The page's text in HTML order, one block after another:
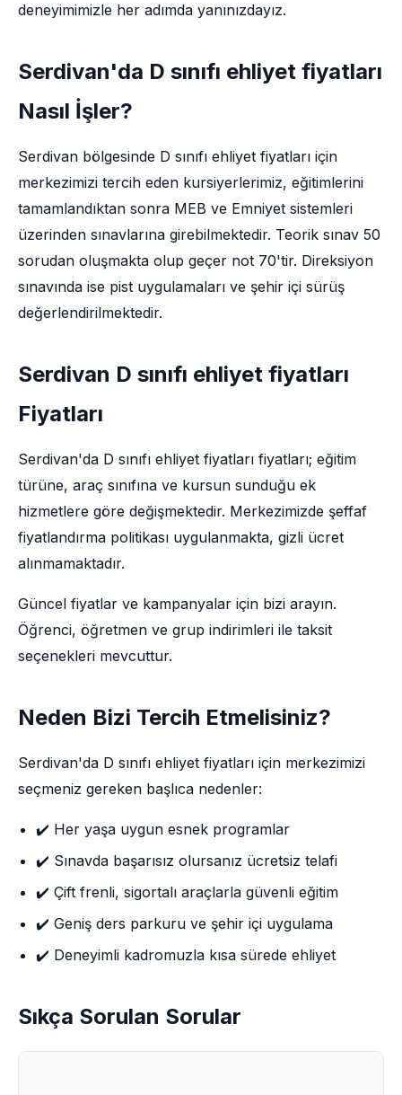
deneyimimizle her adımda yanınızdayız.
Serdivan'da D sınıfı ehliyet fiyatları
Nasıl İşler?
Serdivan bölgesinde D sınıfı ehliyet fiyatları için
merkezimizi tercih eden kursiyerlerimiz, eğitimlerini
tamamlandıktan sonra MEB ve Emniyet sistemleri
üzerinden sınavlarına girebilmektedir. Teorik sınav 50
sorudan oluşmakta olup geçer not 70'tir. Direksiyon
sınavında ise pist uygulamaları ve şehir içi sürüş
değerlendirilmektedir.
Serdivan D sınıfı ehliyet fiyatları
Fiyatları
Serdivan'da D sınıfı ehliyet fiyatları fiyatları; eğitim
türüne, araç sınıfına ve kursun sunduğu ek
hizmetlere göre değişmektedir. Merkezimizde şeffaf
fiyatlandırma politikası uygulanmakta, gizli ücret
alınmamaktadır.
Güncel fiyatlar ve kampanyalar için bizi arayın.
Öğrenci, öğretmen ve grup indirimleri ile taksit
seçenekleri mevcuttur.
Neden Bizi Tercih Etmelisiniz?
Serdivan'da D sınıfı ehliyet fiyatları için merkezimizi
seçmeniz gereken başlıca nedenler:
✔️ Her yaşa uygun esnek programlar
✔️ Sınavda başarısız olursanız ücretsiz telafi
✔️ Çift frenli, sigortalı araçlarla güvenli eğitim
✔️ Geniş ders parkuru ve şehir içi uygulama
✔️ Deneyimli kadromuzla kısa sürede ehliyet
Sıkça Sorulan Sorular